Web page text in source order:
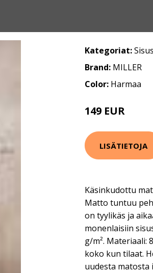
Kategoriat:
Brand: MILLER
Color: Harmaa
149 EUR
LISÄTIETOJA
Käsinkudottu
Matto tuntuu
on tyylikäs ja
monenlaisiin
g/m². Materiaali:
koko kun tilaat.
uudesta